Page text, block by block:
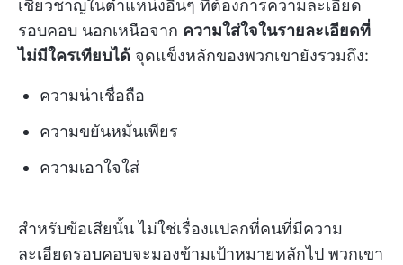
เชี่ยวชาญในตำแหน่งอื่นๆ ที่ต้องการความละเอียด
รอบคอบ นอกเหนือจาก ความใส่ใจในรายละเอียดที่
ไม่มีใครเทียบได้ จุดแข็งหลักของพวกเขายังรวมถึง:
ความน่าเชื่อถือ
ความขยันหมั่นเพียร
ความเอาใจใส่
สำหรับข้อเสียนั้น ไม่ใช่เรื่องแปลกที่คนที่มีความ
ละเอียดรอบคอบจะมองข้ามเป้าหมายหลักไป พวกเขา